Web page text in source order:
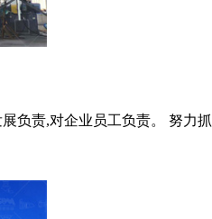
负责,对企业员工负责。 努